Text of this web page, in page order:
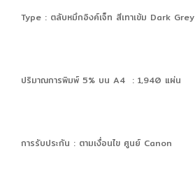
Type : ตลับหมึกอิงค์เจ็ท สีเทาเข้ม Dark Grey
ปริมาณการพิมพ์ 5% บน A4 : 1,940 แผ่น
การรับประกัน : ตามเงื่อนไข ศูนย์ Canon